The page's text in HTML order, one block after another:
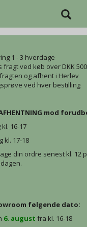
1 - 3 hverdage
fragt ved køb over DKK
og afhent i Herlev
ved hver bestilling
mod
16-17
kl. 17-18
din ordre senest kl. 12
følgende dato:
6. august fra kl. 16-18